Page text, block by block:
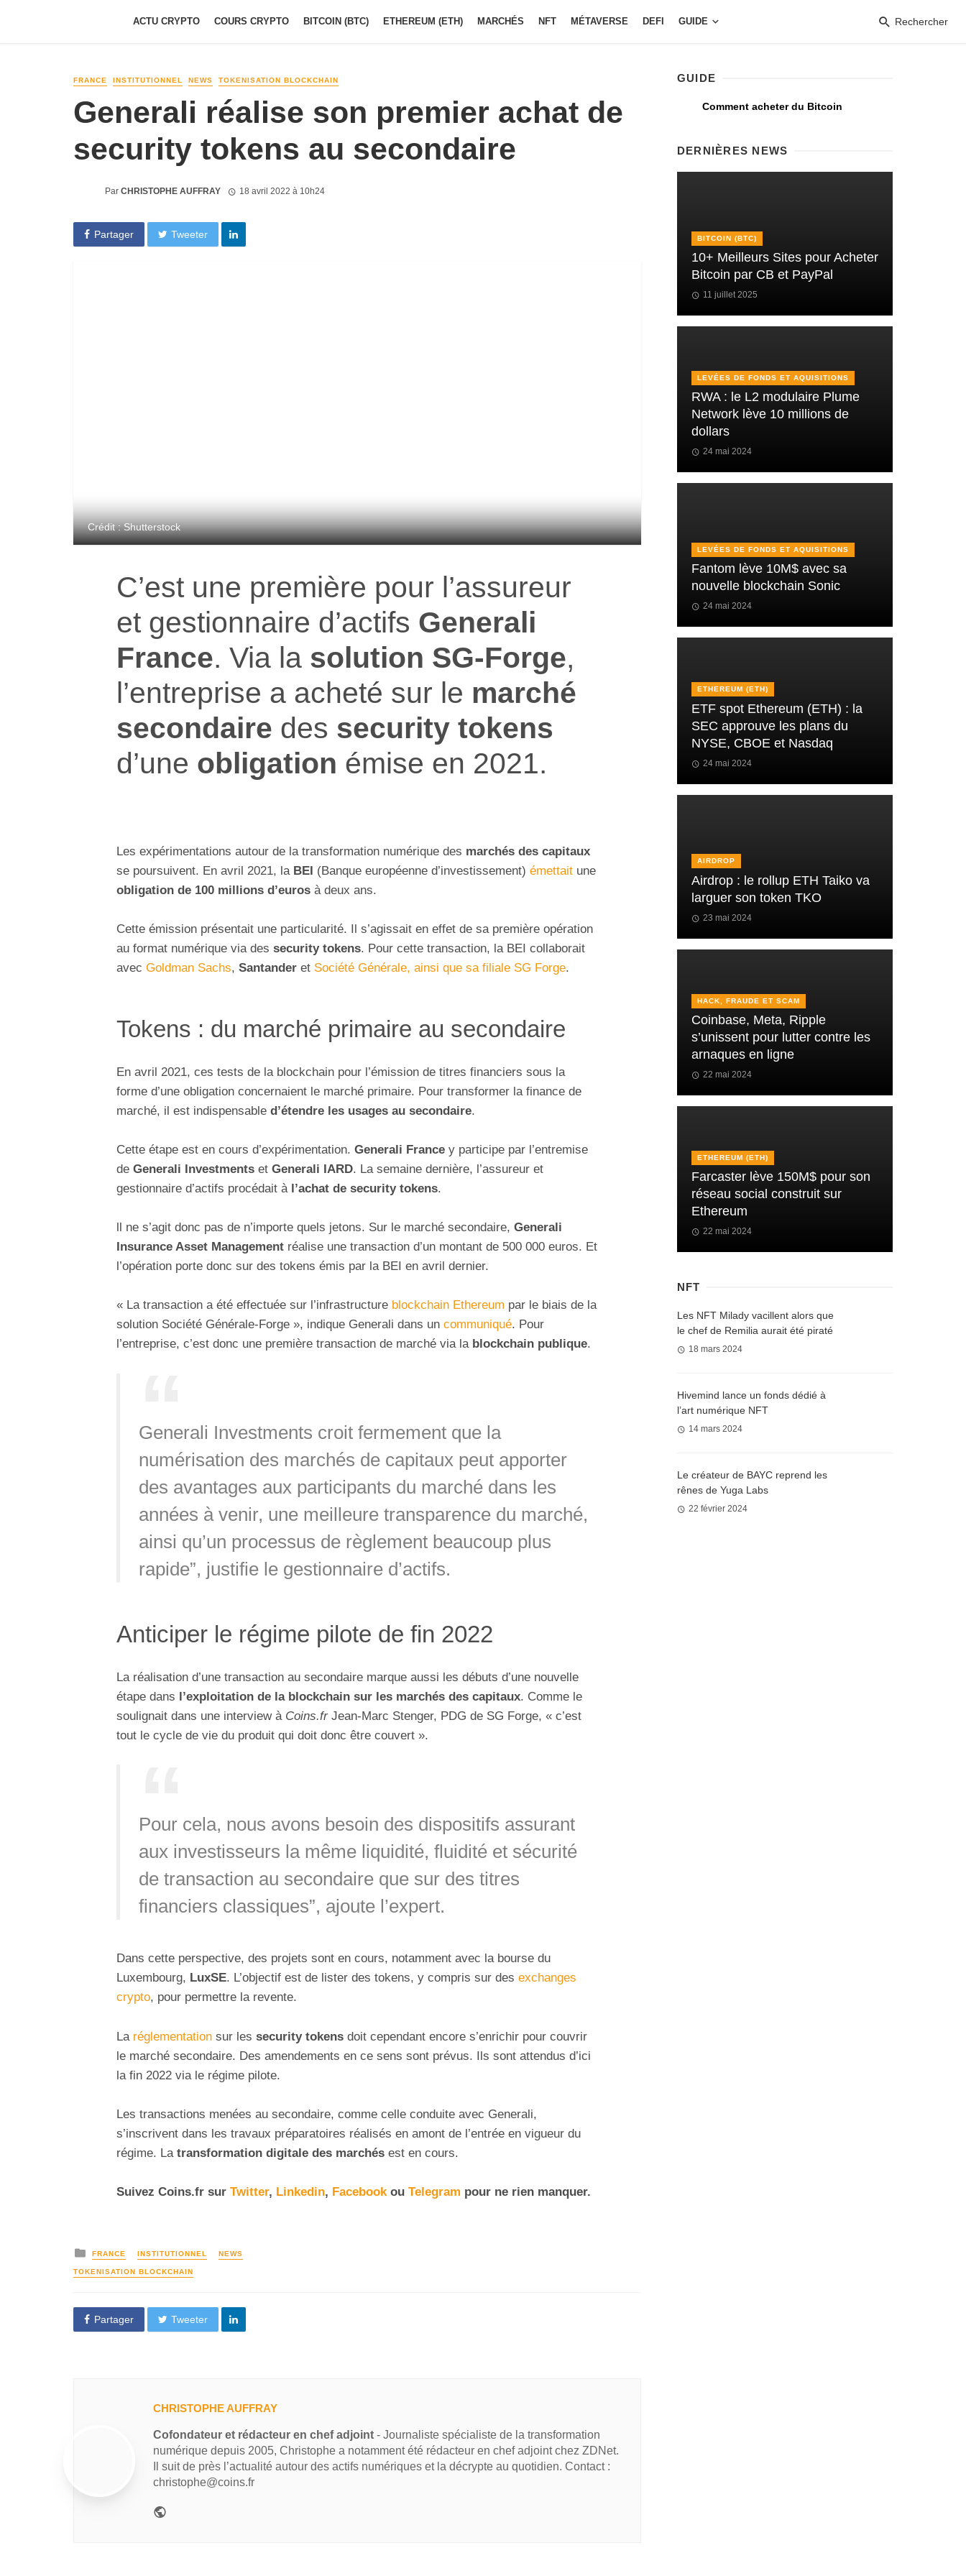
ACTU CRYPTO COURS CRYPTO BITCOIN (BTC) ETHEREUM (ETH) MARCHÉS NFT MÉTAVERSE DEFI GUIDE Rechercher
FRANCE INSTITUTIONNEL NEWS TOKENISATION BLOCKCHAIN
Generali réalise son premier achat de
security tokens au secondaire
Par CHRISTOPHE AUFFRAY 18 avril 2022 à 10h24
Partager Tweeter
Crédit : Shutterstock
C’est une première pour l’assureur
et gestionnaire d’actifs Generali
France. Via la solution SG-Forge,
l’entreprise a acheté sur le marché
secondaire des security tokens
d’une obligation émise en 2021.
Les expérimentations autour de la transformation numérique des marchés des capitaux
se poursuivent. En avril 2021, la BEI (Banque européenne d’investissement) émettait une
obligation de 100 millions d’euros à deux ans.
Cette émission présentait une particularité. Il s’agissait en effet de sa première opération
au format numérique via des security tokens. Pour cette transaction, la BEI collaborait
avec Goldman Sachs, Santander et Société Générale, ainsi que sa filiale SG Forge.
Tokens : du marché primaire au secondaire
En avril 2021, ces tests de la blockchain pour l’émission de titres financiers sous la
forme d’une obligation concernaient le marché primaire. Pour transformer la finance de
marché, il est indispensable d’étendre les usages au secondaire.
Cette étape est en cours d’expérimentation. Generali France y participe par l’entremise
de Generali Investments et Generali IARD. La semaine dernière, l’assureur et
gestionnaire d’actifs procédait à l’achat de security tokens.
ll ne s’agit donc pas de n’importe quels jetons. Sur le marché secondaire, Generali
Insurance Asset Management réalise une transaction d’un montant de 500 000 euros. Et
l’opération porte donc sur des tokens émis par la BEI en avril dernier.
« La transaction a été effectuée sur l’infrastructure blockchain Ethereum par le biais de la
solution Société Générale-Forge », indique Generali dans un communiqué. Pour
l’entreprise, c’est donc une première transaction de marché via la blockchain publique.
Generali Investments croit fermement que la
numérisation des marchés de capitaux peut apporter
des avantages aux participants du marché dans les
années à venir, une meilleure transparence du marché,
ainsi qu’un processus de règlement beaucoup plus
rapide”, justifie le gestionnaire d’actifs.
Anticiper le régime pilote de fin 2022
La réalisation d’une transaction au secondaire marque aussi les débuts d’une nouvelle
étape dans l’exploitation de la blockchain sur les marchés des capitaux. Comme le
soulignait dans une interview à Coins.fr Jean-Marc Stenger, PDG de SG Forge, « c’est
tout le cycle de vie du produit qui doit donc être couvert ».
Pour cela, nous avons besoin des dispositifs assurant
aux investisseurs la même liquidité, fluidité et sécurité
de transaction au secondaire que sur des titres
financiers classiques”, ajoute l’expert.
Dans cette perspective, des projets sont en cours, notamment avec la bourse du
Luxembourg, LuxSE. L’objectif est de lister des tokens, y compris sur des exchanges
crypto, pour permettre la revente.
La réglementation sur les security tokens doit cependant encore s’enrichir pour couvrir
le marché secondaire. Des amendements en ce sens sont prévus. Ils sont attendus d’ici
la fin 2022 via le régime pilote.
Les transactions menées au secondaire, comme celle conduite avec Generali,
s’inscrivent dans les travaux préparatoires réalisés en amont de l’entrée en vigueur du
régime. La transformation digitale des marchés est en cours.
Suivez Coins.fr sur Twitter, Linkedin, Facebookou Telegram pour ne rien manquer.
FRANCE INSTITUTIONNEL NEWS
TOKENISATION BLOCKCHAIN
Partager Tweeter
CHRISTOPHE AUFFRAY
Cofondateur et rédacteur en chef adjoint - Journaliste spécialiste de la transformation
numérique depuis 2005, Christophe a notamment été rédacteur en chef adjoint chez ZDNet.
Il suit de près l’actualité autour des actifs numériques et la décrypte au quotidien. Contact :
christophe@coins.fr
GUIDE
Comment acheter du Bitcoin
DERNIÈRES NEWS
BITCOIN (BTC)
10+ Meilleurs Sites pour Acheter
Bitcoin par CB et PayPal
11 juillet 2025
LEVÉES DE FONDS ET AQUISITIONS
RWA : le L2 modulaire Plume
Network lève 10 millions de
dollars
24 mai 2024
LEVÉES DE FONDS ET AQUISITIONS
Fantom lève 10M$ avec sa
nouvelle blockchain Sonic
24 mai 2024
ETHEREUM (ETH)
ETF spot Ethereum (ETH) : la
SEC approuve les plans du
NYSE, CBOE et Nasdaq
24 mai 2024
AIRDROP
Airdrop : le rollup ETH Taiko va
larguer son token TKO
23 mai 2024
HACK, FRAUDE ET SCAM
Coinbase, Meta, Ripple
s’unissent pour lutter contre les
arnaques en ligne
22 mai 2024
ETHEREUM (ETH)
Farcaster lève 150M$ pour son
réseau social construit sur
Ethereum
22 mai 2024
NFT
Les NFT Milady vacillent alors que
le chef de Remilia aurait été piraté
18 mars 2024
Hivemind lance un fonds dédié à
l’art numérique NFT
14 mars 2024
Le créateur de BAYC reprend les
rênes de Yuga Labs
22 février 2024